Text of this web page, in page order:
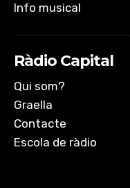
Info musical
Ràdio Capital
Qui som?
Graella
Contacte
Escola de ràdio